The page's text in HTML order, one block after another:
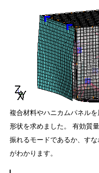
複合材料やハニカムパネル
形状を求めました。 有効質
振れるモードであるか、す
がわかります。